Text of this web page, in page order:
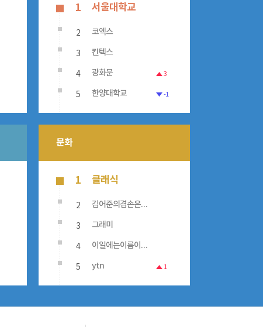
1 서울대학교
2 코엑스
3 킨텍스
4 광화문 3
5 한양대학교 -1
문화
1 클래식
2 김어준의겸손은힘들다뉴스공장
3 그래미
4 이일에는이름이없다
5 ytn 1